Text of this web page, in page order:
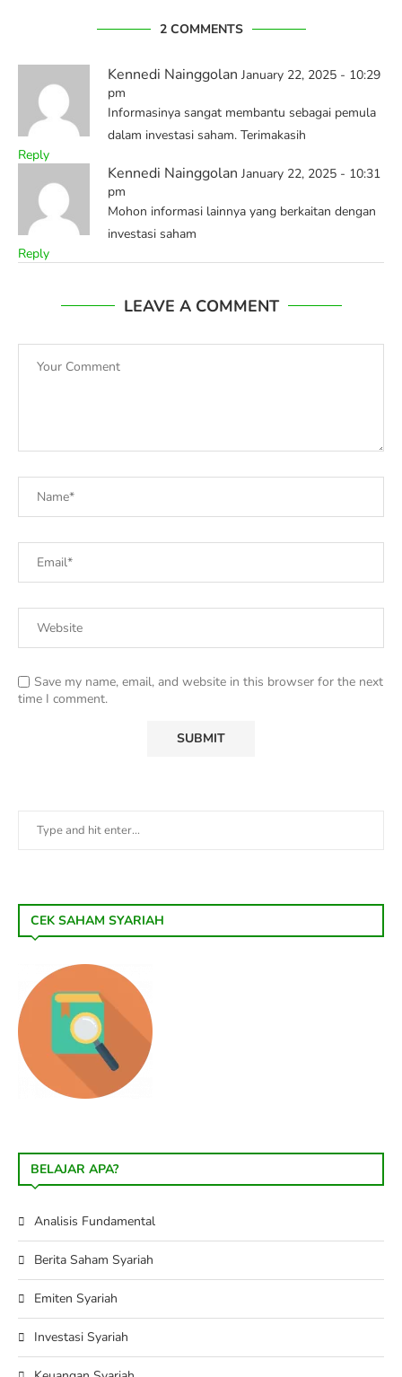
2 COMMENTS
Kennedi Nainggolan January 22, 2025 - 10:29
pm
Informasinya sangat membantu sebagai pemula
dalam investasi saham. Terimakasih
Reply
Kennedi Nainggolan January 22, 2025 - 10:31
pm
Mohon informasi lainnya yang berkaitan dengan
investasi saham
Reply
LEAVE A COMMENT
Save my name, email, and website in this browser for the next
time I comment.
CEK SAHAM SYARIAH
BELAJAR APA?
Analisis Fundamental
Berita Saham Syariah
Emiten Syariah
Investasi Syariah